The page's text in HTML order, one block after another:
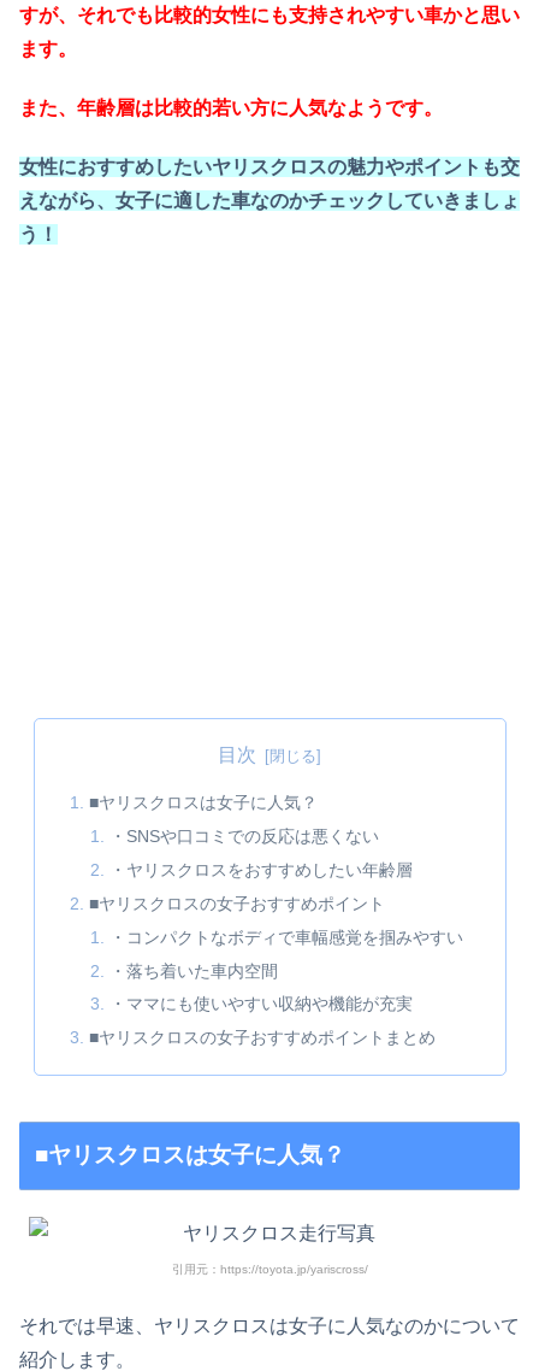
すが、それでも比較的女性にも支持されやすい車かと思い
ます。
また、年齢層は比較的若い方に人気なようです。
女性におすすめしたいヤリスクロスの魅力やポイントも交
えながら、女子に適した車なのかチェックしていきましょ
う！
目次
■ヤリスクロスは女子に人気？
・SNSや口コミでの反応は悪くない
・ヤリスクロスをおすすめしたい年齢層
■ヤリスクロスの女子おすすめポイント
・コンパクトなボディで車幅感覚を掴みやすい
・落ち着いた車内空間
・ママにも使いやすい収納や機能が充実
■ヤリスクロスの女子おすすめポイントまとめ
■ヤリスクロスは女子に人気？
引用元：https://toyota.jp/yariscross/
それでは早速、ヤリスクロスは女子に人気なのかについて
紹介します。